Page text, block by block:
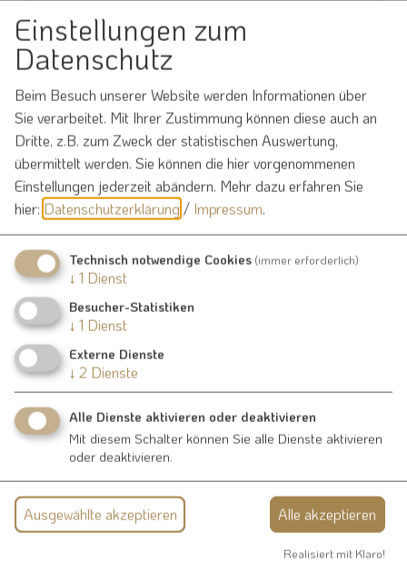
Möchten Sie von OpenStreetMap/Leaflet
bereitgestellte externe Inhalte laden?
Ja
Hölzlwimmer-Modellbau
Pfra
Geyerer Straße 8
91790 Burgsalach
09147 1586
Kontakt
Einstellungen zum
Datenschutz
Beim Besuch unserer Website werden Informationen über
Sie verarbeitet. Mit Ihrer Zustimmung können diese auch an
Dritte, z.B. zum Zweck der statistischen Auswertung,
übermittelt werden. Sie können die hier vorgenommenen
Einstellungen jederzeit abändern. Mehr dazu erfahren Sie
hier: Datenschutzerklärung/ Impressum.
Technisch notwendige Cookies (immer erforderlich)
↓ 1 Dienst
Besucher-Statistiken
↓ 1 Dienst
Externe Dienste
↓ 2 Dienste
Alle Dienste aktivieren oder deaktivieren
Mit diesem Schalter können Sie alle Dienste aktivieren
oder deaktivieren.
Ausgewählte akzeptieren Alle akzeptieren
Realisiert mit Klaro!